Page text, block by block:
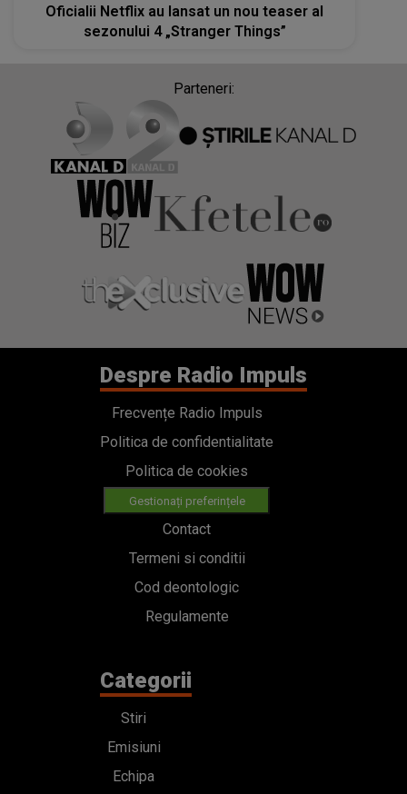
Oficialii Netflix au lansat un nou teaser al
sezonului 4 „Stranger Things”
Parteneri:
Despre Radio Impuls
Frecvențe Radio Impuls
Politica de confidentialitate
Politica de cookies
Gestionați preferințele
Contact
Termeni si conditii
Cod deontologic
Regulamente
Categorii
Stiri
Emisiuni
Echipa